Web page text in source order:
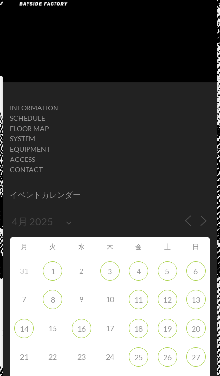
INFORMATION
SCHEDULE
FLOOR MAP
SYSTEM
EQUIPMENT
ACCESS
CONTACT
イベントカレンダー
月 火 水 木 金 土 日
31 1 2 3 4 5 6
7 8 9 10 11 12 13
14 15 16 17 18 19 20
21 22 23 24 25 26 27